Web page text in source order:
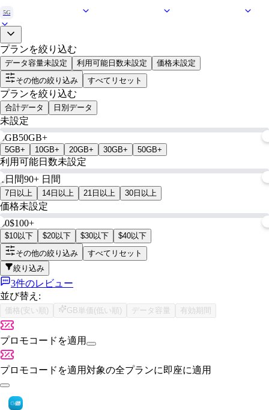
5G
プランを絞り込む
データ容量未設定 利用可能日数未設定 価格未設定
その他の絞り込み
すべてリセット
プランを絞り込む
合計データ 日別データ
未設定
0GB50GB+
5GB+ 10GB+ 20GB+ 30GB+ 50GB+
利用可能日数未設定
1日間90+ 日間
7日以上 14日以上 21日以上 30日以上
価格未設定
$0$100+
$10以下 $20以下 $30以下
$40以下
その他の絞り込み
すべてリセット
絞り込み
3件のレビュー
並び替え:
価格(安い順) GB単価(低い順) データ容量 有効期間
プロモコードを適用
プロモコードを適用対象の全プランに即座に適用